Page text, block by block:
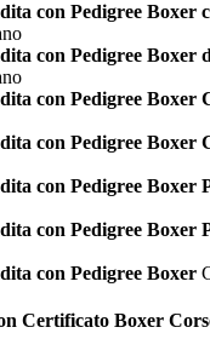
con Pedigree Boxer
con Pedigree Boxer
con Pedigree Boxer
con Pedigree Boxer
con Pedigree Boxer
con Pedigree Boxer
con Pedigree Boxer
Certificato Boxer